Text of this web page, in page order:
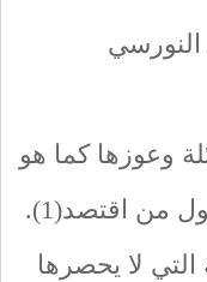
وعوزها كما هو
مفهوم الحديث الشريف "لا يعول من اقتصد(1).
لا يحصرها